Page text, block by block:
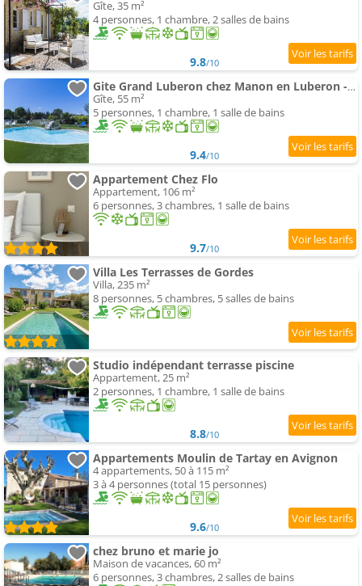
Gîte, 35 m²
4 personnes, 1 chambre, 2 salles de bains
9.8/10
Gite Grand Luberon chez Manon en Luberon - Vacation rental in guest house
Gîte, 55 m²
5 personnes, 1 chambre, 1 salle de bains
9.4/10
Appartement Chez Flo
Appartement, 106 m²
6 personnes, 3 chambres, 1 salle de bains
9.7/10
Villa Les Terrasses de Gordes
Villa, 235 m²
8 personnes, 5 chambres, 5 salles de bains
Studio indépendant terrasse piscine
Appartement, 25 m²
2 personnes, 1 chambre, 1 salle de bains
8.8/10
Appartements Moulin de Tartay en Avignon
4 appartements, 50 à 115 m²
3 à 4 personnes (total 15 personnes)
9.6/10
chez bruno et marie jo
Maison de vacances, 60 m²
6 personnes, 3 chambres, 2 salles de bains